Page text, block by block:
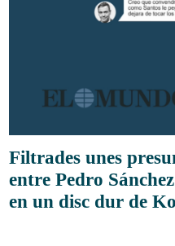
Filtrades unes
entre Pedro
en un disc dur de